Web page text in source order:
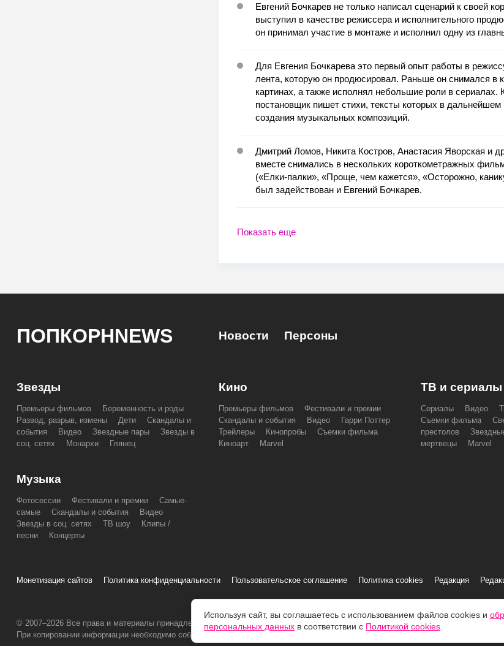
Евгений Бочкарев не только написал сценарий к своей
выступил в качестве режиссера и исполнительного
он принимал участие в монтаже и исполнил одну из
Для Евгения Бочкарева это первый опыт работы в
лента, которую он продюсировал. Раньше он снимался в
картинах, а также исполнял небольшие роли в сериалах.
постановщик пишет стихи, тексты которых в дальнейшем
создания музыкальных композиций.
Дмитрий Ломов, Никита Костров, Анастасия Яворская и
вместе снимались в нескольких короткометражных
(«Елки-палки», «Проще, чем кажется», «Осторожно,
был задействован и Евгений Бочкарев.
Показать еще
ПОПКОРНNEWS Новости Персоны
Звезды
Премьеры фильмов
Беременность и роды
Развод, разрыв, измены
Дети
Скандалы и
события
Видео Звездные пары
Звезды в
соц. сетях
Монархи Глянец
Кино
Премьеры фильмов
Фестивали и премии
Скандалы и события
Видео
Гарри Поттер
Трейлеры
Кинопробы
Съемки фильма
Киноарт
Marvel
ТВ и сериалы
Сериалы Видео
Съемки фильма
престолов
мертвецы
Marvel
Музыка
Фотосессии Фестивали и премии
Самые-
самые
Скандалы и события
Видео
Звезды в соц. сетях
ТВ шоу
Клипы /
песни
Концерты
Монетизация сайтов Политика конфиденциальности Пользовательское соглашение Политика cookies Редакция
© 2007–2026 Все права и материалы принадлежат «ПОПКОРНNEWS»
При копировании информации необходимо соблюдать
Используя сайт, вы соглашаетесь с использованием файлов cookies и
персональных данных в соответствии с Политикой cookies